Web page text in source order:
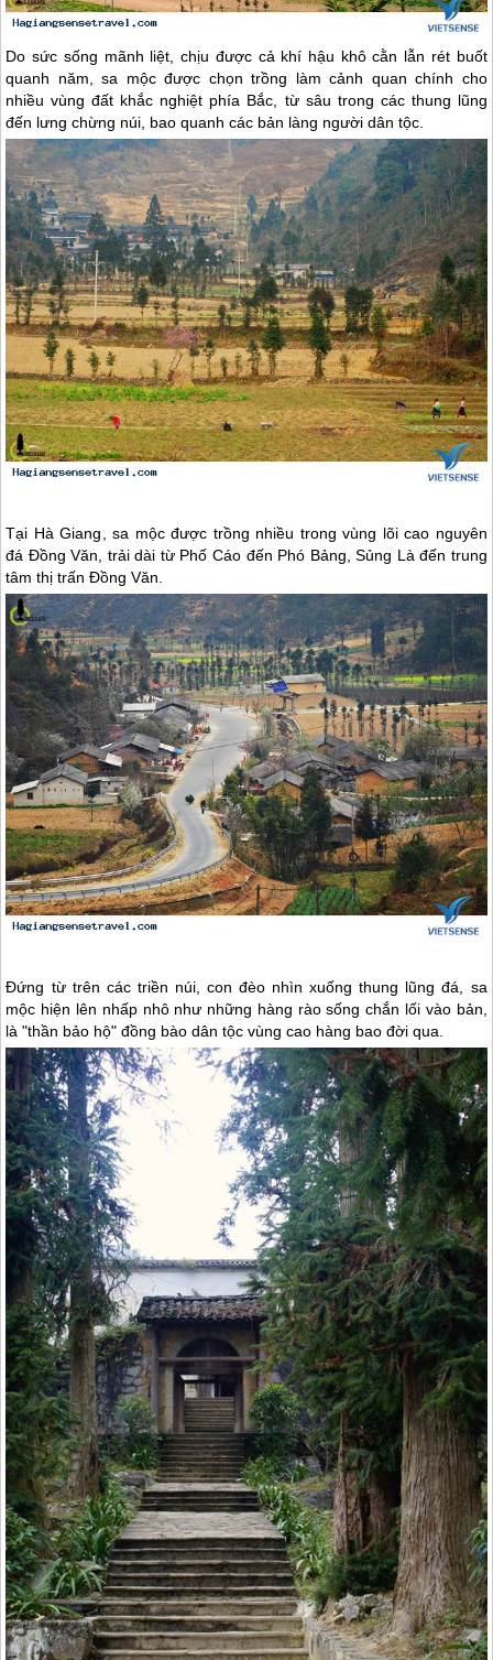
Do sức sống mãnh liệt, chịu được cả khí hậu khô cằn lẫn rét buốt
quanh năm, sa mộc được chọn trồng làm cảnh quan chính cho
nhiều vùng đất khắc nghiệt phía Bắc, từ sâu trong các thung lũng
đến lưng chừng núi, bao quanh các bản làng người dân tộc.
Tại Hà Giang , sa mộc được trồng nhiều trong vùng lõi cao nguyên
đá Đồng Văn, trải dài từ Phố Cáo đến Phó Bảng, Sủng Là đến trung
tâm thị trấn Đồng Văn.
Đứng từ trên các triền núi, con đèo nhìn xuống thung lũng đá, sa
mộc hiện lên nhấp nhô như những hàng rào sống chắn lối vào bản,
là "thần bảo hộ" đồng bào dân tộc vùng cao hàng bao đời qua.